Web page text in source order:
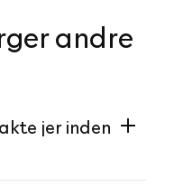
andre
jer inden